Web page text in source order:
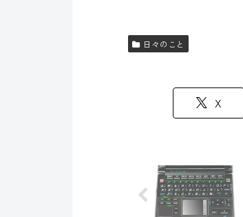
日々のこと
X